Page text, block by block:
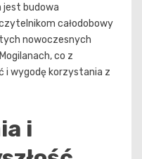
jest budowa
całodobowy
nowoczesnych
co z
i wygodę korzystania z
i